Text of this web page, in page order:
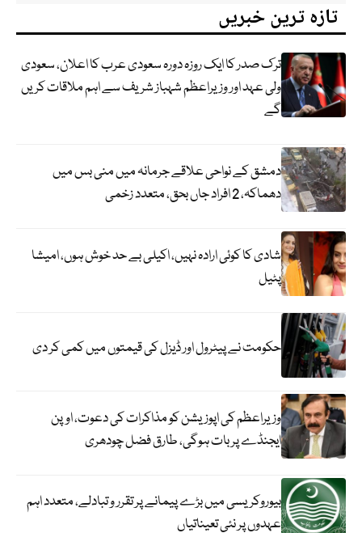
تازہ ترین خبریں
ترک صدر کا ایک روزہ دورہ سعودی عرب کا اعلان، سعودی
ولی عہد اور وزیراعظم شہباز شریف سے اہم ملاقات کریں
گے
دمشق کے نواحی علاقے جرمانہ میں منی بس میں
دھماکہ، 2 افراد جاں بحق، متعدد زخمی
شادی کا کوئی ارادہ نہیں، اکیلی بے حد خوش ہوں، امیشا
پٹیل
حکومت نے پیٹرول اور ڈیزل کی قیمتوں میں کمی کر دی
وزیراعظم کی اپوزیشن کو مذاکرات کی دعوت، اوپن
ایجنڈے پر بات ہوگی، طارق فضل چودھری
بیوروکریسی میں بڑے پیمانے پر تقرر و تبادلے، متعدد اہم
عہدوں پر نئی تعیناتیاں